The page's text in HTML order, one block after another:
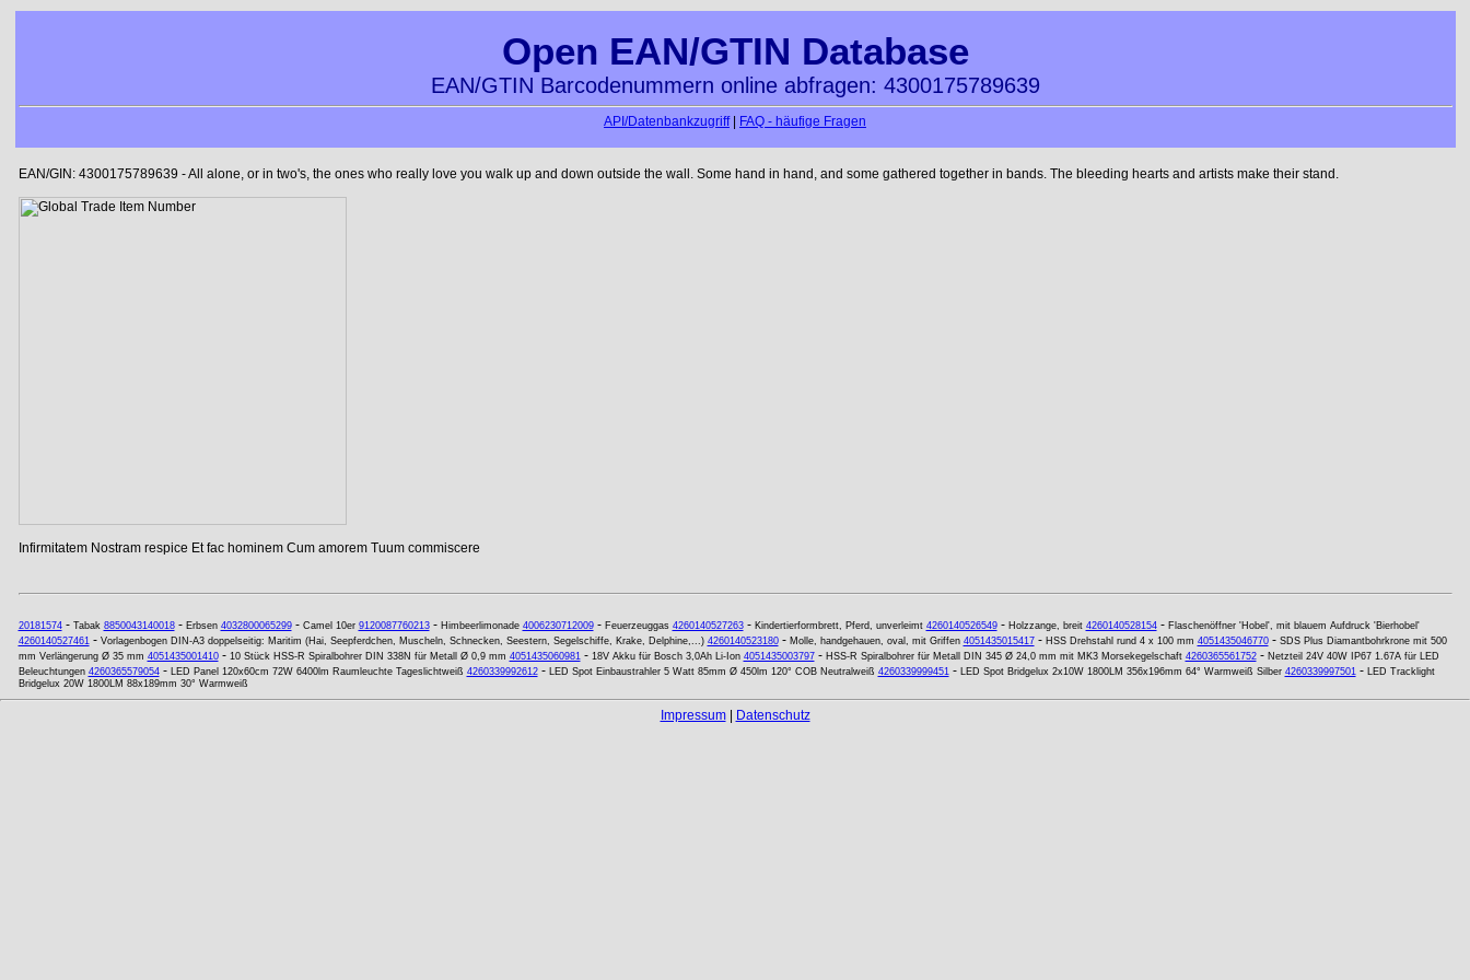
Open EAN/GTIN Database
EAN/GTIN Barcodenummern online abfragen: 4300175789639
API/Datenbankzugriff| FAQ - häufige Fragen
EAN/GIN: 4300175789639 - All alone, or in two's, the ones who really love you walk up and down outside the wall. Some hand in hand, and some gathered together in bands. The bleeding hearts and artists make their stand.
Infirmitatem Nostram respice Et fac hominem Cum amorem Tuum commiscere
20181574- Tabak 8850043140018- Erbsen 4032800065299- Camel 10er 9120087760213- Himbeerlimonade 4006230712009- Feuerzeuggas 4260140527263- Kindertierformbrett, Pferd, unverleimt 4260140526549- Holzzange, breit 4260140528154- Flaschenöffner 'Hobel', mit blauem Aufdruck 'Bierhobel'
4260140527461- Vorlagenbogen DIN-A3 doppelseitig: Maritim (Hai, Seepferdchen, Muscheln, Schnecken, Seestern, Segelschiffe, Krake, Delphine,...) 4260140523180- Molle, handgehauen, oval, mit Griffen 4051435015417- HSS Drehstahl rund 4 x 100 mm 4051435046770- SDS Plus Diamantbohrkrone mit 500
mm Verlängerung Ø 35 mm 4051435001410- 10 Stück HSS-R Spiralbohrer DIN 338N für Metall Ø 0,9 mm 4051435060981- 18V Akku für Bosch 3,0Ah Li-Ion 4051435003797- HSS-R Spiralbohrer für Metall DIN 345 Ø 24,0 mm mit MK3 Morsekegelschaft 4260365561752- Netzteil 24V 40W IP67 1.67A für LED
Beleuchtungen 4260365579054- LED Panel 120x60cm 72W 6400lm Raumleuchte Tageslichtweiß 4260339992612- LED Spot Einbaustrahler 5 Watt 85mm Ø 450lm 120° COB Neutralweiß 4260339999451- LED Spot Bridgelux 2x10W 1800LM 356x196mm 64° Warmweiß Silber 4260339997501- LED Tracklight
Bridgelux 20W 1800LM 88x189mm 30° Warmweiß
Impressum| Datenschutz